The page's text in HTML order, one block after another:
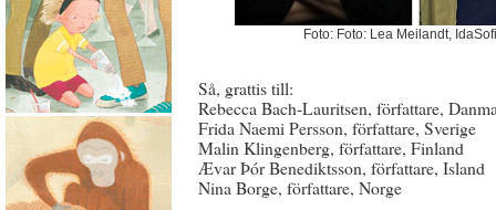
Foto: Foto: Lea Meilandt,
Så, grattis till:
Rebecca Bach-Lauritsen, författare,
Frida Naemi Persson, författare, Sverige
Malin Klingenberg, författare, Finland
Ævar Þór Benediktsson, författare, Island
Nina Borge, författare, Norge